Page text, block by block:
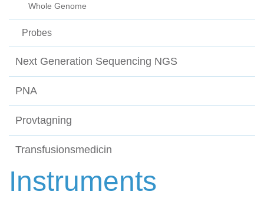
Whole Genome
Probes
Next Generation Sequencing NGS
PNA
Provtagning
Transfusionsmedicin
Instruments